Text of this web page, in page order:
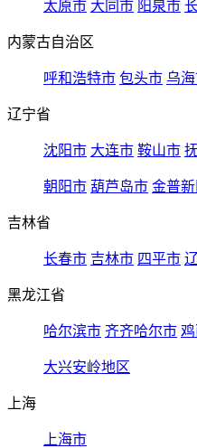
太原市 大同市 阳泉市
内蒙古自治区
呼和浩特市 包头市 乌
辽宁省
沈阳市 大连市 鞍山市
朝阳市 葫芦岛市 金普
吉林省
长春市 吉林市 四平市
黑龙江省
哈尔滨市 齐齐哈尔市
大兴安岭地区
上海
上海市